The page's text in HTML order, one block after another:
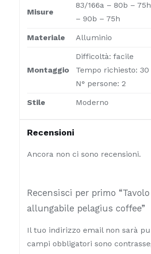
Misure
83/166a – 80b –
– 90b – 75h
Materiale Alluminio
Montaggio
Difficoltà: facile
Tempo richiesto:
N° persone: 2
Stile Moderno
Recensioni
Ancora non ci sono recensioni.
Recensisci per primo “Tavolo
allungabile pelagius coffee”
Il tuo indirizzo email non sarà
campi obbligatori sono